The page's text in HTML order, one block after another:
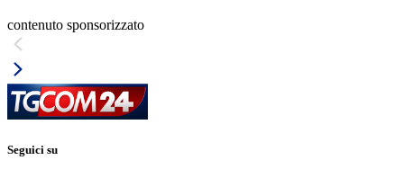
contenuto sponsorizzato
Seguici su